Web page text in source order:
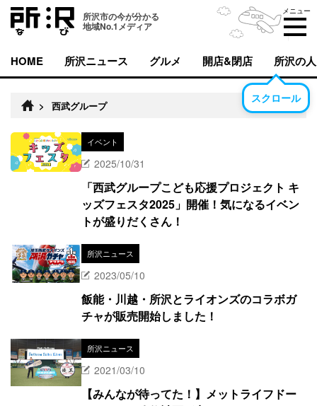
所沢市の今が分かる
地域No.1メディア
メニュー
HOME 所沢ニュース グルメ 開店&閉店 所沢の人
スクロール
> 西武グループ
イベント
2025/10/31
「西武グループこども応援プロジェクト キ
ッズフェスタ2025」開催！気になるイベン
トが盛りだくさん！
所沢ニュース
2023/05/10
飯能・川越・所沢とライオンズのコラボガ
チャが販売開始しました！
所沢ニュース
2021/03/10
【みんなが待ってた！】メットライフドー